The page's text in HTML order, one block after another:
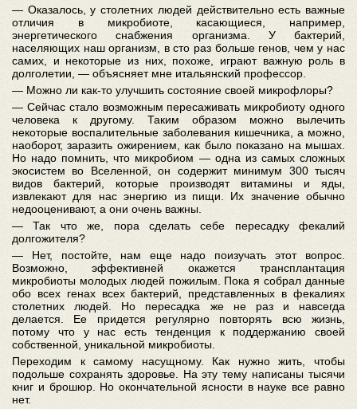
— Оказалось, у столетних людей действительно есть важные
отличия в микробиоте, касающиеся, например,
энергетического снабжения организма. У бактерий,
населяющих наш организм, в сто раз больше генов, чем у нас
самих, и некоторые из них, похоже, играют важную роль в
долголетии, — объясняет мне итальянский профессор.
— Можно ли как-то улучшить состояние своей микрофлоры?
— Сейчас стало возможным пересаживать микробиоту одного
человека к другому. Таким образом можно вылечить
некоторые воспалительные заболевания кишечника, а можно,
наоборот, заразить ожирением, как было показано на мышах.
Но надо помнить, что микробиом — одна из самых сложных
экосистем во Вселенной, он содержит минимум 300 тысяч
видов бактерий, которые производят витамины и яды,
извлекают для нас энергию из пищи. Их значение обычно
недооценивают, а они очень важны.
— Так что же, пора сделать себе пересадку фекалий
долгожителя?
— Нет, постойте, нам еще надо поизучать этот вопрос.
Возможно, эффективней окажется трансплантация
микробиоты молодых людей пожилым. Пока я собрал данные
обо всех генах всех бактерий, представленных в фекалиях
столетних людей. Но пересадка же не раз и навсегда
делается. Ее придется регулярно повторять всю жизнь,
потому что у нас есть тенденция к поддержанию своей
собственной, уникальной микробиоты.
Переходим к самому насущному. Как нужно жить, чтобы
подольше сохранять здоровье. На эту тему написаны тысячи
книг и брошюр. Но окончательной ясности в науке все равно
нет.